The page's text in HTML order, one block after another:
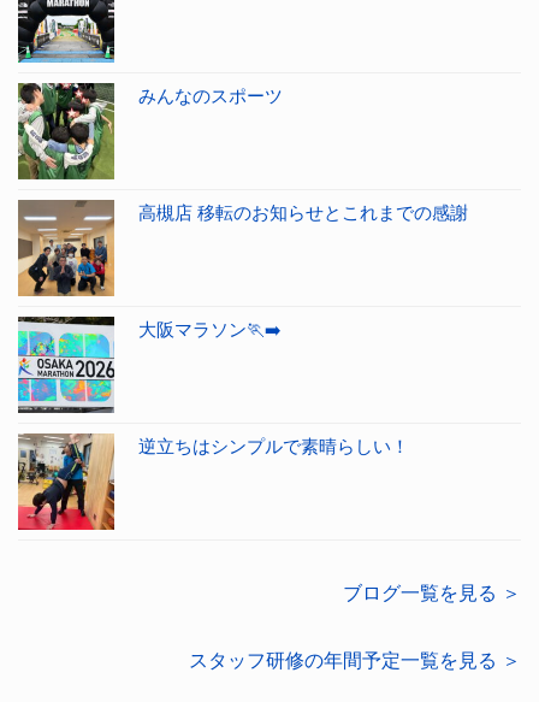
みんなのスポーツ
高槻店 移転のお知らせとこれまでの感謝
大阪マラソン🏃‍➡️
逆立ちはシンプルで素晴らしい！
ブログ一覧を見る ＞
スタッフ研修の年間予定一覧を見る ＞